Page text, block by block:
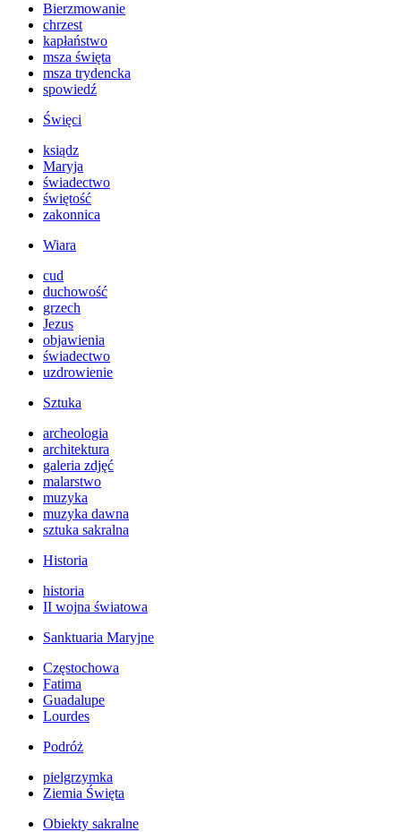
Bierzmowanie
chrzest
kapłaństwo
msza święta
msza trydencka
spowiedź
Święci
ksiądz
Maryja
świadectwo
świętość
zakonnica
Wiara
cud
duchowość
grzech
Jezus
objawienia
świadectwo
uzdrowienie
Sztuka
archeologia
architektura
galeria zdjęć
malarstwo
muzyka
muzyka dawna
sztuka sakralna
Historia
historia
II wojna światowa
Sanktuaria Maryjne
Częstochowa
Fatima
Guadalupe
Lourdes
Podróż
pielgrzymka
Ziemia Święta
Obiekty sakralne